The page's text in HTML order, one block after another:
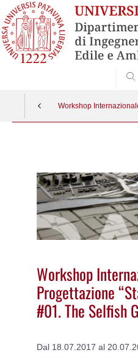
Workshop
Workshop
Progettazione
#01. The Selfish
Dal 18.07.2017 al